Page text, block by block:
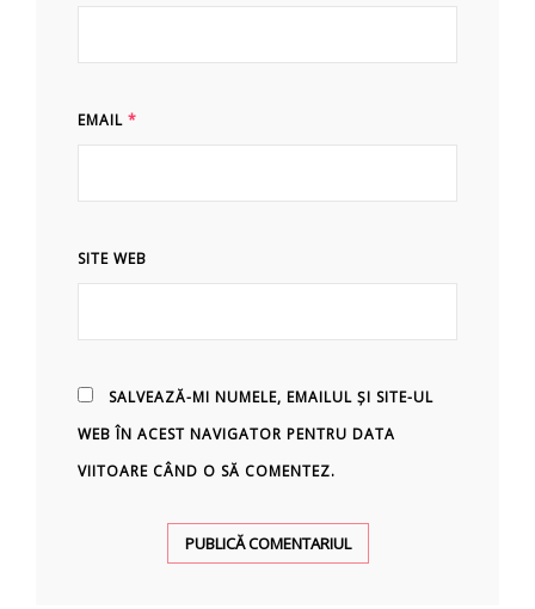
EMAIL *
SITE WEB
SALVEAZĂ-MI NUMELE, EMAILUL ȘI SITE-UL
WEB ÎN ACEST NAVIGATOR PENTRU DATA
VIITOARE CÂND O SĂ COMENTEZ.